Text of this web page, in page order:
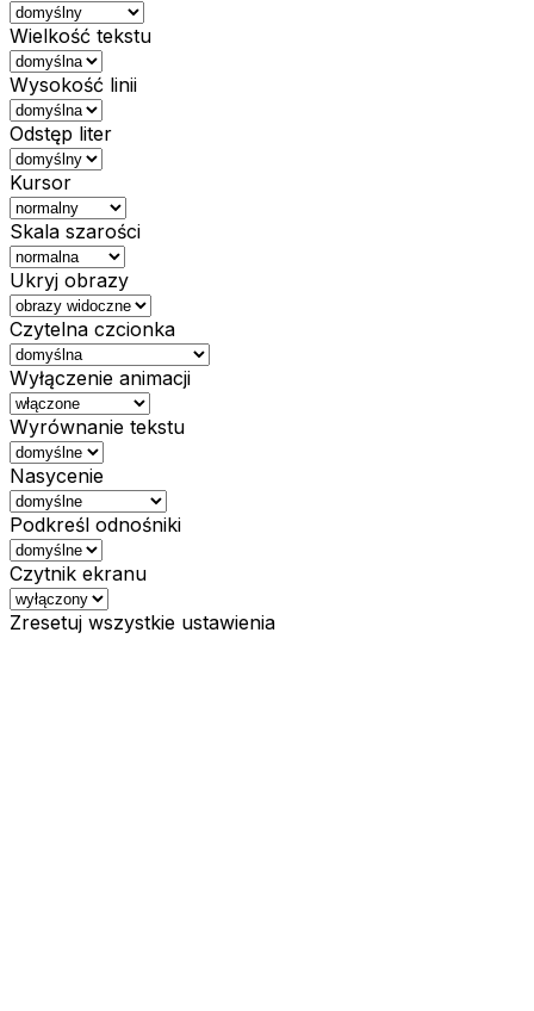
Wielkość tekstu
Wysokość linii
Odstęp liter
Kursor
Skala szarości
Ukryj obrazy
Czytelna czcionka
Wyłączenie animacji
Wyrównanie tekstu
Nasycenie
Podkreśl odnośniki
Czytnik ekranu
Zresetuj wszystkie ustawienia